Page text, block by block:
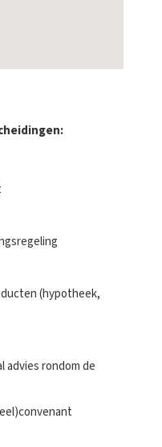
(hypotheek,
advies rondom de